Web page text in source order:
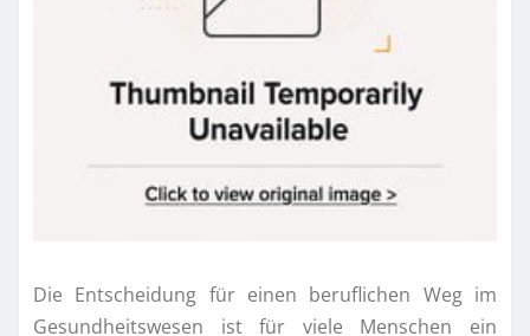
Die Entscheidung für einen beruflichen Weg im
Gesundheitswesen ist für viele Menschen ein